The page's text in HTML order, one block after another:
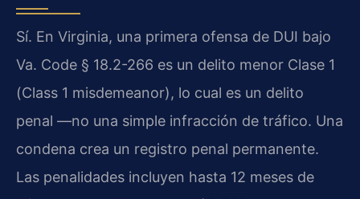
Sí. En Virginia, una primera ofensa de DUI bajo
Va. Code § 18.2-266 es un delito menor Clase 1
(Class 1 misdemeanor), lo cual es un delito
penal —no una simple infracción de tráfico. Una
condena crea un registro penal permanente.
Las penalidades incluyen hasta 12 meses de